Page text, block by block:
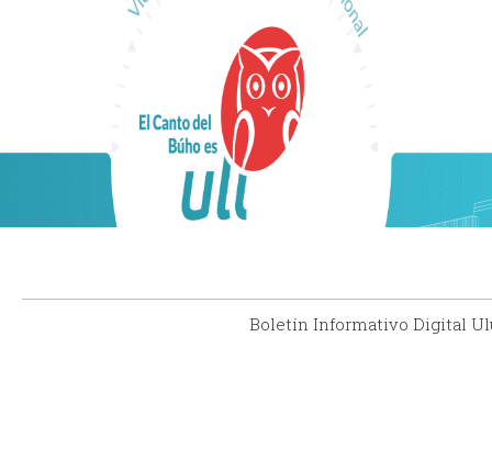
Boletín Informativo Digital